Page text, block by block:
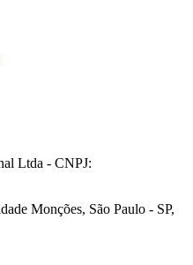
Ltda - CNPJ:
Monções, São Paulo - SP,